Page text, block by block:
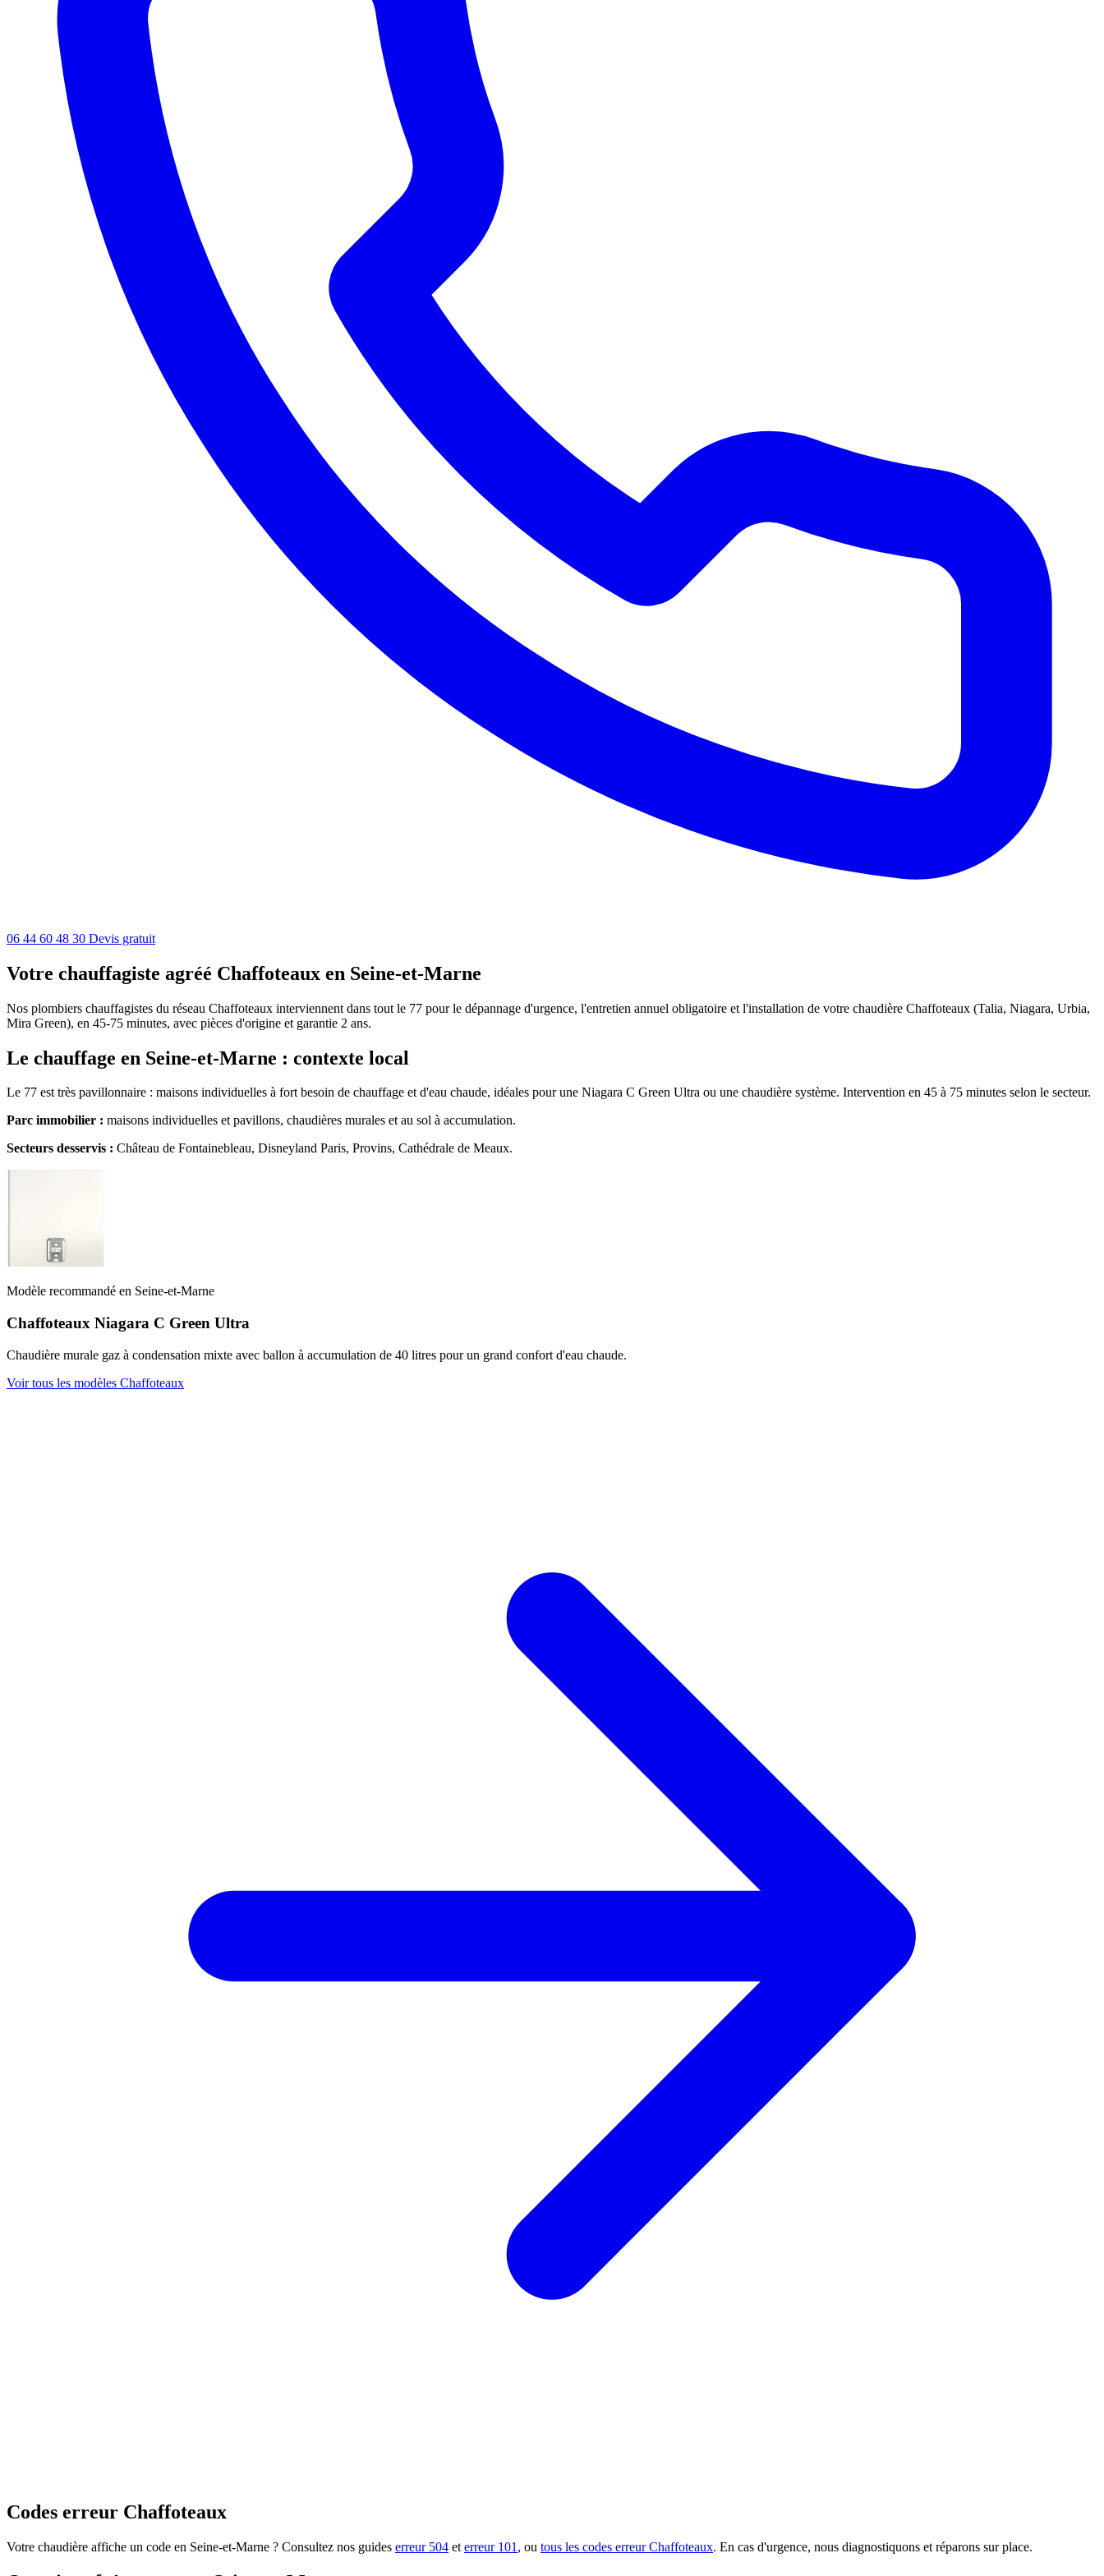
06 44 60 48 30 Devis gratuit
Votre chauffagiste agréé Chaffoteaux en Seine-et-Marne
Nos plombiers chauffagistes du réseau Chaffoteaux interviennent dans tout le 77 pour le dépannage d'urgence, l'entretien annuel obligatoire et l'installation de votre chaudière Chaffoteaux (Talia, Niagara, Urbia,
Mira Green), en 45-75 minutes, avec pièces d'origine et garantie 2 ans.
Le chauffage en Seine-et-Marne : contexte local
Le 77 est très pavillonnaire : maisons individuelles à fort besoin de chauffage et d'eau chaude, idéales pour une Niagara C Green Ultra ou une chaudière système. Intervention en 45 à 75 minutes selon le secteur.
Parc immobilier : maisons individuelles et pavillons, chaudières murales et au sol à accumulation.
Secteurs desservis : Château de Fontainebleau, Disneyland Paris, Provins, Cathédrale de Meaux.
Modèle recommandé en Seine-et-Marne
Chaffoteaux Niagara C Green Ultra
Chaudière murale gaz à condensation mixte avec ballon à accumulation de 40 litres pour un grand confort d'eau chaude.
Voir tous les modèles Chaffoteaux
Codes erreur Chaffoteaux
Votre chaudière affiche un code en Seine-et-Marne ? Consultez nos guides erreur 504 et erreur 101 , ou tous les codes erreur Chaffoteaux. En cas d'urgence, nous diagnostiquons et réparons sur place.